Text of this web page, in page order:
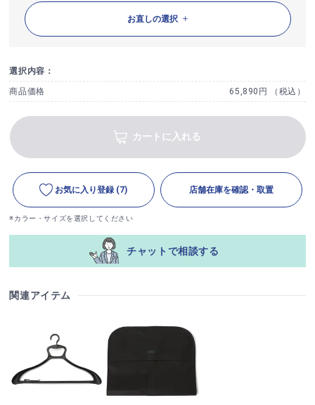
お直しの選択
選択内容：
商品価格 65,890円 （税込）
カートに入れる
お気に入り登録 (7) 店舗在庫を確認・取置
※カラー・サイズを選択してください
チャットで相談する
関連アイテム